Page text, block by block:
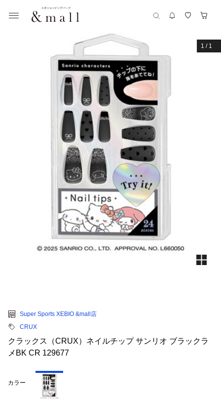
1 / 1
Super Sports XEBIO &mall店
CRUX
クラックス（CRUX）ネイルチップ サンリオ ブラックラ
メBK CR 129677
カラー